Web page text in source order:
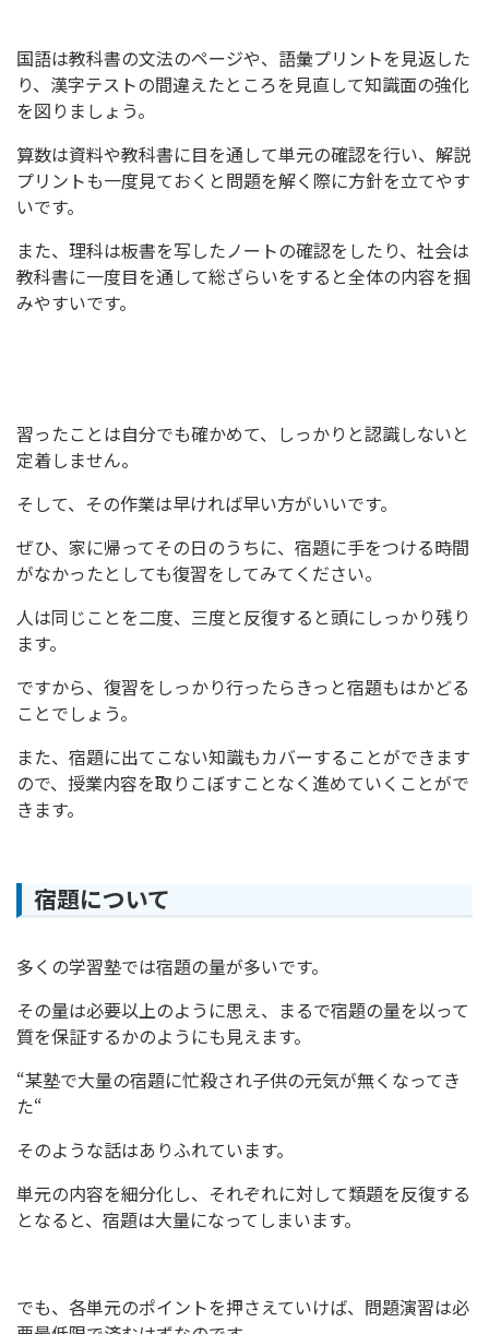
国語は教科書の文法のページや、語彙プリントを見返した
り、漢字テストの間違えたところを見直して知識面の強化
を図りましょう。
算数は資料や教科書に目を通して単元の確認を行い、解説
プリントも一度見ておくと問題を解く際に方針を立てやす
いです。
また、理科は板書を写したノートの確認をしたり、社会は
教科書に一度目を通して総ざらいをすると全体の内容を掴
みやすいです。
習ったことは自分でも確かめて、しっかりと認識しないと
定着しません。
そして、その作業は早ければ早い方がいいです。
ぜひ、家に帰ってその日のうちに、宿題に手をつける時間
がなかったとしても復習をしてみてください。
人は同じことを二度、三度と反復すると頭にしっかり残り
ます。
ですから、復習をしっかり行ったらきっと宿題もはかどる
ことでしょう。
また、宿題に出てこない知識もカバーすることができます
ので、授業内容を取りこぼすことなく進めていくことがで
きます。
宿題について
多くの学習塾では宿題の量が多いです。
その量は必要以上のように思え、まるで宿題の量を以って
質を保証するかのようにも見えます。
“某塾で大量の宿題に忙殺され子供の元気が無くなってき
た“
そのような話はありふれています。
単元の内容を細分化し、それぞれに対して類題を反復する
となると、宿題は大量になってしまいます。
でも、各単元のポイントを押さえていけば、問題演習は必